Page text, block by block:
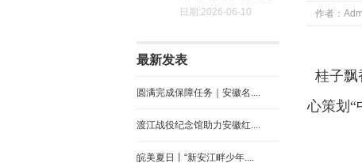
人馆....
日期:2026-06-10
最新发表
圆满完成保障任务｜安徽名....
渡江战役纪念馆助力安徽红....
皖美夏日丨“新安江畔少年....
作者：
桂子飘
心策划“